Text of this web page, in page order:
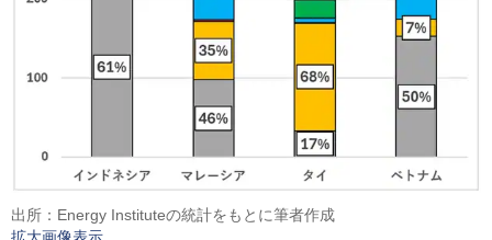
出所：Energy Instituteの統計をもとに筆者作成
拡大画像表示